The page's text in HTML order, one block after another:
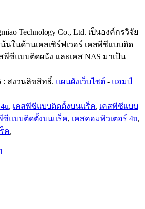
Technology Co., Ltd. เป็นองค์กรวิจัย
นในด้านเคสเซิร์ฟเวอร์ เคสพีซีแบบติด
พีซีแบบติดผนัง และเคส NAS มาเป็น
: สงวนลิขสิทธิ์. แผนผังเว็บไซต์ - แอมป์
, เคสพีซีแบบติดตั้งบนแร็ค, เคสพีซีแบบ
ซีแบบติดตั้งบนแร็ค, เคสคอมพิวเตอร์ 4u,
ค,